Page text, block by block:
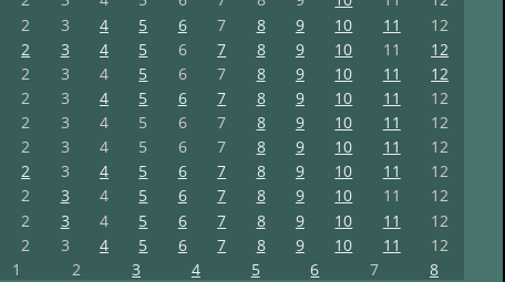
2 3 4 5 6 7 8 9 10 11 12
2 3 4 5 6 7 8 9 10 11 12
2 3 4 5 6 7 8 9 10 11 12
2 3 4 5 6 7 8 9 10 11 12
2 3 4 5 6 7 8 9 10 11 12
2 3 4 5 6 7 8 9 10 11 12
2 3 4 5 6 7 8 9 10 11 12
2 3 4 5 6 7 8 9 10 11 12
2 3 4 5 6 7 8 9 10 11 12
2 3 4 5 6 7 8 9 10 11 12
1 2 3 4 5 6 7 8